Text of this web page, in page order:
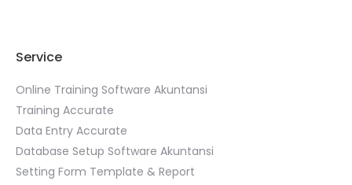
Service
Online Training Software Akuntansi
Training Accurate
Data Entry Accurate
Database Setup Software Akuntansi
Setting Form Template & Report